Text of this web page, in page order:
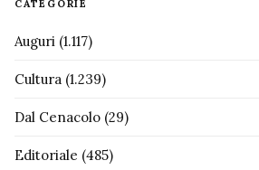
CATEGORIE
Auguri (1.117)
Cultura (1.239)
Dal Cenacolo (29)
Editoriale (485)